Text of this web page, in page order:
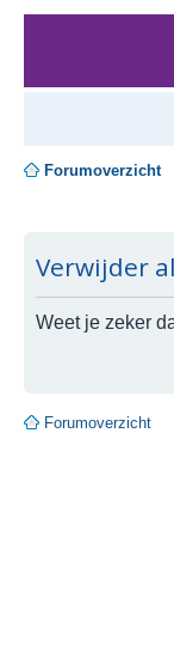
Forumoverzicht
Verwijder
Weet je zeker
Forumoverzicht